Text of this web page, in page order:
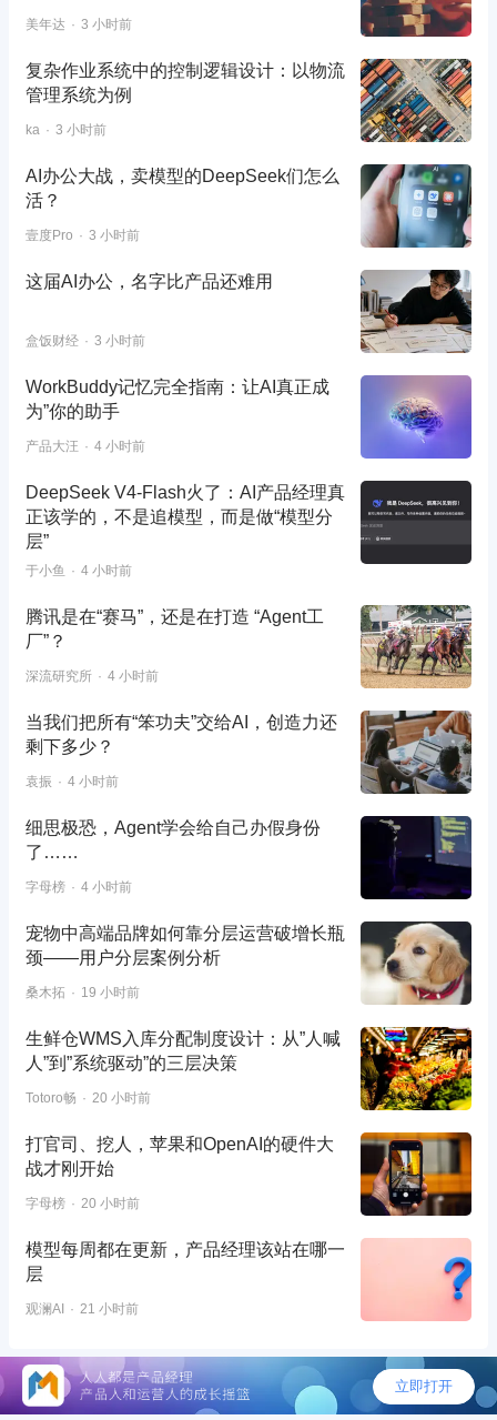
美年达 3 小时前
复杂作业系统中的控制逻辑设计：以物流
管理系统为例
ka 3 小时前
AI办公大战，卖模型的DeepSeek们怎么
活？
壹度Pro 3 小时前
这届AI办公，名字比产品还难用
盒饭财经 3 小时前
WorkBuddy记忆完全指南：让AI真正成
为”你的助手
产品大汪 4 小时前
DeepSeek V4-Flash火了：AI产品经理真
正该学的，不是追模型，而是做“模型分
层”
于小鱼 4 小时前
腾讯是在“赛马”，还是在打造 “Agent工
厂”？
深流研究所 4 小时前
当我们把所有“笨功夫”交给AI，创造力还
剩下多少？
袁振 4 小时前
细思极恐，Agent学会给自己办假身份
了……
字母榜 4 小时前
宠物中高端品牌如何靠分层运营破增长瓶
颈——用户分层案例分析
桑木拓 19 小时前
生鲜仓WMS入库分配制度设计：从”人喊
人”到”系统驱动”的三层决策
Totoro畅 20 小时前
打官司、挖人，苹果和OpenAI的硬件大
战才刚开始
字母榜 20 小时前
模型每周都在更新，产品经理该站在哪一
层
观澜AI 21 小时前
©2026 - 人人都是产品经理